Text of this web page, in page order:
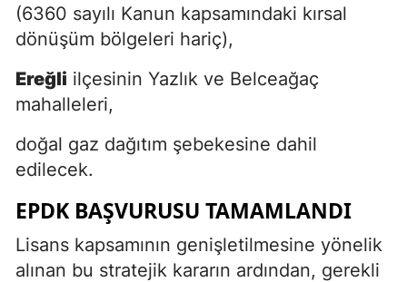
(6360 sayılı Kanun kapsamındaki kırsal
dönüşüm bölgeleri hariç),
Ereğli ilçesinin Yazlık ve Belceağaç
mahalleleri,
doğal gaz dağıtım şebekesine dahil
edilecek.
EPDK BAŞVURUSU TAMAMLANDI
Lisans kapsamının genişletilmesine yönelik
alınan bu stratejik kararın ardından, gerekli